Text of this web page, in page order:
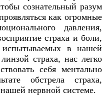
сознательный разум
как огромные
давления,
страха и боли,
испытываемых в нашей
страха, нас легко
себя ментально
обстрела страха,
нашей нервной системе.